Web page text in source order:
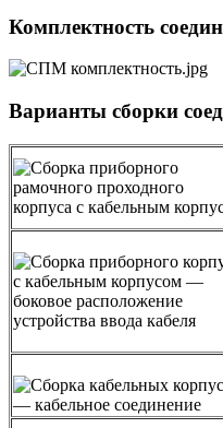
Комплектность
Варианты сборки